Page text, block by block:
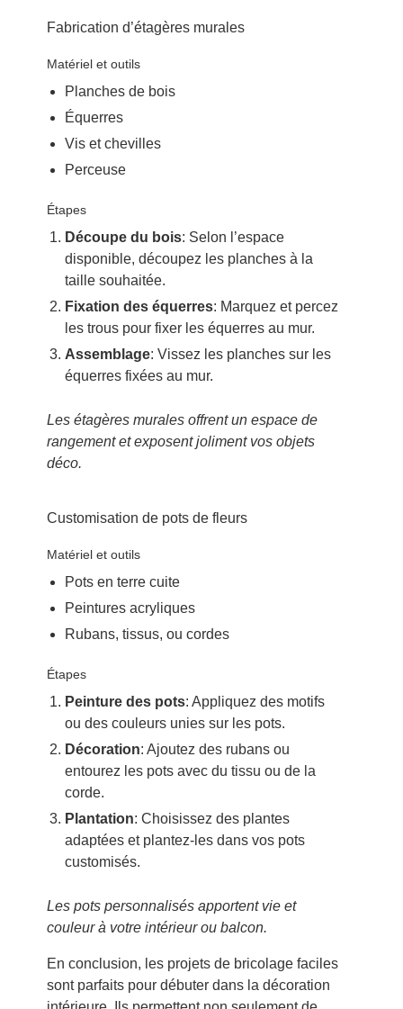
Fabrication d’étagères murales
Matériel et outils
Planches de bois
Équerres
Vis et chevilles
Perceuse
Étapes
Découpe du bois: Selon l’espace
disponible, découpez les planches à la
taille souhaitée.
Fixation des équerres: Marquez et percez
les trous pour fixer les équerres au mur.
Assemblage: Vissez les planches sur les
équerres fixées au mur.
Les étagères murales offrent un espace de
rangement et exposent joliment vos objets
déco.
Customisation de pots de fleurs
Matériel et outils
Pots en terre cuite
Peintures acryliques
Rubans, tissus, ou cordes
Étapes
Peinture des pots: Appliquez des motifs
ou des couleurs unies sur les pots.
Décoration: Ajoutez des rubans ou
entourez les pots avec du tissu ou de la
corde.
Plantation: Choisissez des plantes
adaptées et plantez-les dans vos pots
customisés.
Les pots personnalisés apportent vie et
couleur à votre intérieur ou balcon.
En conclusion, les projets de bricolage faciles
sont parfaits pour débuter dans la décoration